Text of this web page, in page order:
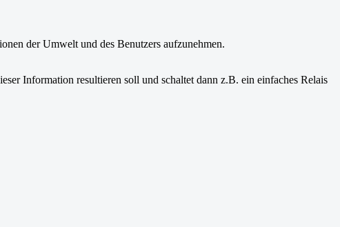
der Umwelt und des Benutzers aufzunehmen.
Information resultieren soll und schaltet dann z.B. ein einfaches Relais